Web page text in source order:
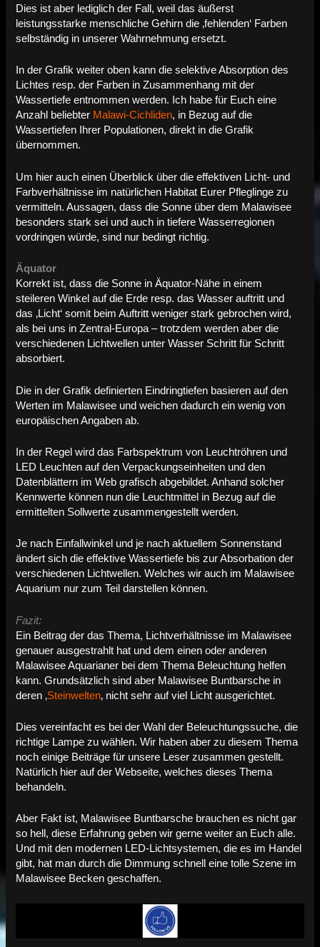
Dies ist aber lediglich der Fall, weil das äußerst
leistungsstarke menschliche Gehirn die ‚fehlenden‘ Farben
selbständig in unserer Wahrnehmung ersetzt.
In der Grafik weiter oben kann die selektive Absorption des
Lichtes resp. der Farben in Zusammenhang mit der
Wassertiefe entnommen werden. Ich habe für Euch eine
Anzahl beliebter Malawi-Cichliden, in Bezug auf die
Wassertiefen Ihrer Populationen, direkt in die Grafik
übernommen.
Um hier auch einen Überblick über die effektiven Licht- und
Farbverhältnisse im natürlichen Habitat Eurer Pfleglinge zu
vermitteln. Aussagen, dass die Sonne über dem Malawisee
besonders stark sei und auch in tiefere Wasserregionen
vordringen würde, sind nur bedingt richtig.
Äquator
Korrekt ist, dass die Sonne in Äquator-Nähe in einem
steileren Winkel auf die Erde resp. das Wasser auftritt und
das ‚Licht‘ somit beim Auftritt weniger stark gebrochen wird,
als bei uns in Zentral-Europa – trotzdem werden aber die
verschiedenen Lichtwellen unter Wasser Schritt für Schritt
absorbiert.
Die in der Grafik definierten Eindringtiefen basieren auf den
Werten im Malawisee und weichen dadurch ein wenig von
europäischen Angaben ab.
In der Regel wird das Farbspektrum von Leuchtröhren und
LED Leuchten auf den Verpackungseinheiten und den
Datenblättern im Web grafisch abgebildet. Anhand solcher
Kennwerte können nun die Leuchtmittel in Bezug auf die
ermittelten Sollwerte zusammengestellt werden.
Je nach Einfallwinkel und je nach aktuellem Sonnenstand
ändert sich die effektive Wassertiefe bis zur Absorbation der
verschiedenen Lichtwellen. Welches wir auch im Malawisee
Aquarium nur zum Teil darstellen können.
Fazit:
Ein Beitrag der das Thema, Lichtverhältnisse im Malawisee
genauer ausgestrahlt hat und dem einen oder anderen
Malawisee Aquarianer bei dem Thema Beleuchtung helfen
kann. Grundsätzlich sind aber Malawisee Buntbarsche in
deren ‚Steinwelten‚ nicht sehr auf viel Licht ausgerichtet.
Dies vereinfacht es bei der Wahl der Beleuchtungssuche, die
richtige Lampe zu wählen. Wir haben aber zu diesem Thema
noch einige Beiträge für unsere Leser zusammen gestellt.
Natürlich hier auf der Webseite, welches dieses Thema
behandeln.
Aber Fakt ist, Malawisee Buntbarsche brauchen es nicht gar
so hell, diese Erfahrung geben wir gerne weiter an Euch alle.
Und mit den modernen LED-Lichtsystemen, die es im Handel
gibt, hat man durch die Dimmung schnell eine tolle Szene im
Malawisee Becken geschaffen.